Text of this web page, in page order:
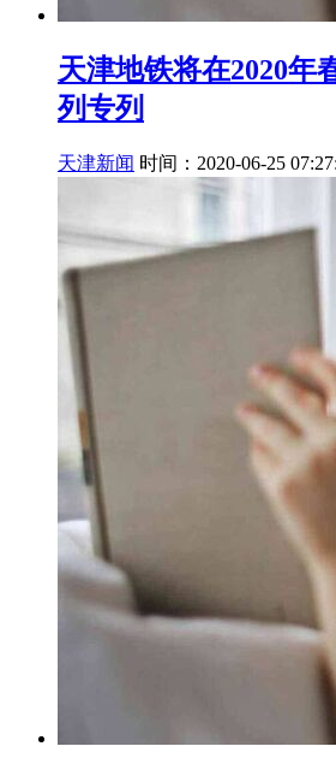
天津地铁将在2020年
列专列
天津新闻 时间：2020-06-25